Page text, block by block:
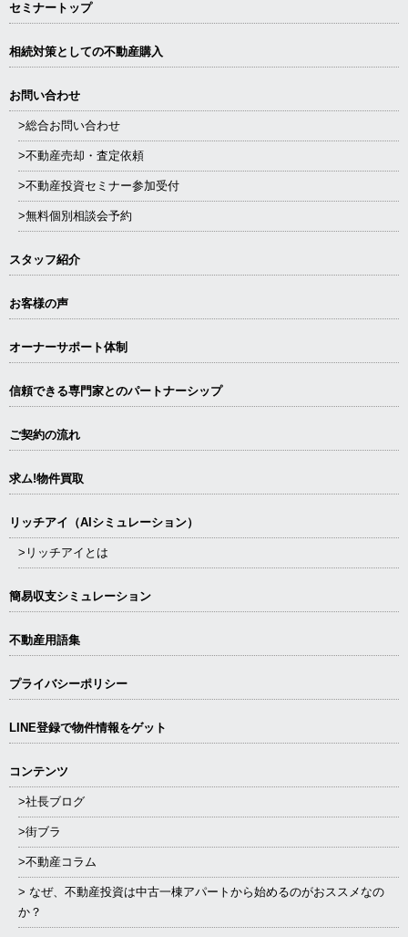
セミナートップ
相続対策としての不動産購入
お問い合わせ
>総合お問い合わせ
>不動産売却・査定依頼
>不動産投資セミナー参加受付
>無料個別相談会予約
スタッフ紹介
お客様の声
オーナーサポート体制
信頼できる専⾨家とのパートナーシップ
ご契約の流れ
求ム!物件買取
リッチアイ（AIシミュレーション）
>リッチアイとは
簡易収支シミュレーション
不動産用語集
プライバシーポリシー
LINE登録で物件情報をゲット
コンテンツ
>社長ブログ
>街ブラ
>不動産コラム
> なぜ、不動産投資は中古一棟アパートから始めるのがおススメなの
か？